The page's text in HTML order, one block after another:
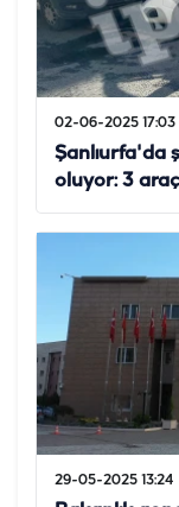
02-06-2025 17:03
Şanlıurfa'da
oluyor: 3
29-05-2025 13:24